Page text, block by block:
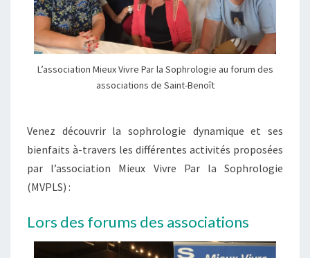
L’association Mieux Vivre Par la Sophrologie au forum des
associations de Saint-Benoît
Venez découvrir la sophrologie dynamique et ses
bienfaits à-travers les différentes activités proposées
par l’association Mieux Vivre Par la Sophrologie
(MVPLS) :
Lors des forums des associations